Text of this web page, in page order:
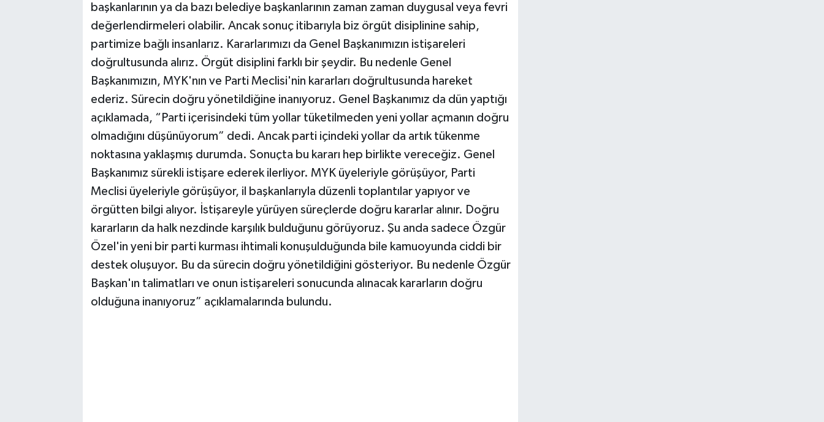
başkanlarının ya da bazı belediye başkanlarının zaman zaman duygusal veya fevri
değerlendirmeleri olabilir. Ancak sonuç itibarıyla biz örgüt disiplinine sahip,
partimize bağlı insanlarız. Kararlarımızı da Genel Başkanımızın istişareleri
doğrultusunda alırız. Örgüt disiplini farklı bir şeydir. Bu nedenle Genel
Başkanımızın, MYK'nın ve Parti Meclisi'nin kararları doğrultusunda hareket
ederiz. Sürecin doğru yönetildiğine inanıyoruz. Genel Başkanımız da dün yaptığı
açıklamada, “Parti içerisindeki tüm yollar tüketilmeden yeni yollar açmanın doğru
olmadığını düşünüyorum” dedi. Ancak parti içindeki yollar da artık tükenme
noktasına yaklaşmış durumda. Sonuçta bu kararı hep birlikte vereceğiz. Genel
Başkanımız sürekli istişare ederek ilerliyor. MYK üyeleriyle görüşüyor, Parti
Meclisi üyeleriyle görüşüyor, il başkanlarıyla düzenli toplantılar yapıyor ve
örgütten bilgi alıyor. İstişareyle yürüyen süreçlerde doğru kararlar alınır. Doğru
kararların da halk nezdinde karşılık bulduğunu görüyoruz. Şu anda sadece Özgür
Özel'in yeni bir parti kurması ihtimali konuşulduğunda bile kamuoyunda ciddi bir
destek oluşuyor. Bu da sürecin doğru yönetildiğini gösteriyor. Bu nedenle Özgür
Başkan'ın talimatları ve onun istişareleri sonucunda alınacak kararların doğru
olduğuna inanıyoruz” açıklamalarında bulundu.